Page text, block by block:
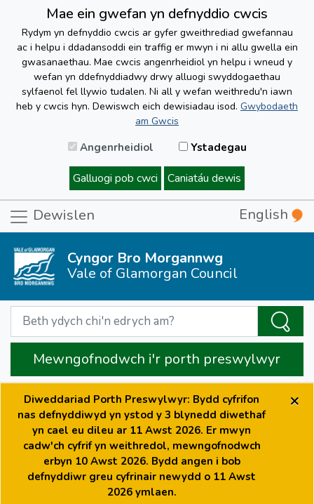
Mae ein gwefan yn defnyddio cwcis
Rydym yn defnyddio cwcis ar gyfer gweithrediad gwefannau
ac i helpu i ddadansoddi ein traffig er mwyn i ni allu gwella ein
gwasanaethau. Mae cwcis angenrheidiol yn helpu i wneud y
wefan yn ddefnyddiadwy drwy alluogi swyddogaethau
sylfaenol fel llywio tudalen. Ni all y wefan weithredu'n iawn
heb y cwcis hyn. Dewiswch eich dewisiadau isod. Gwybodaeth
am Gwcis
Angenrheidiol Ystadegau
Galluogi pob cwci Caniatáu dewis
Dewislen English
Cyngor Bro Morgannwg
Vale of Glamorgan Council
Mewngofnodwch i'r porth preswylwyr
Diweddariad Porth Preswylwyr: Bydd cyfrifon
nas defnyddiwyd yn ystod y 3 blynedd diwethaf
yn cael eu dileu ar 11 Awst 2026. Er mwyn
cadw'ch cyfrif yn weithredol, mewngofnodwch
erbyn 10 Awst 2026. Bydd angen i bob
defnyddiwr greu cyfrinair newydd o 11 Awst
2026 ymlaen.
×